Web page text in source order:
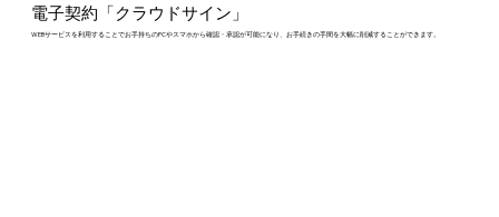
電子契約「クラウドサイン」
WEBサービスを利用することでお手持ちのPCやスマホから確認・承認が可能になり、お手続きの手間を大幅に削減することができます。